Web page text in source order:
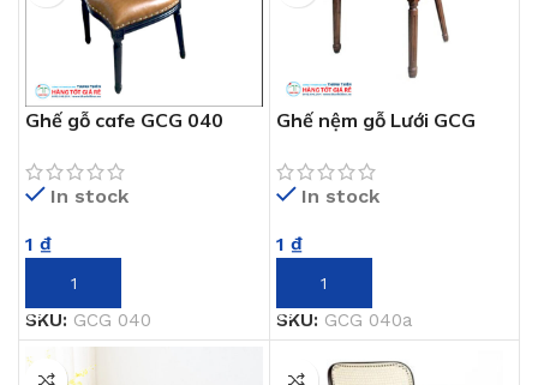
Ghế gỗ cafe GCG 040
In stock
1 ₫
THÊM VÀO GIỎ HÀNG
SKU: GCG 040
Ghế nệm gỗ Lưới GCG
In stock
1 ₫
THÊM VÀO GIỎ HÀNG
SKU: GCG 040a